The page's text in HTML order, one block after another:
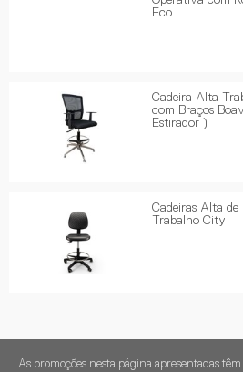
Eco
Cadeira Alta
com Braços
Estirador )
Cadeiras Alta de
Trabalho City
As promoções nesta página apresentadas